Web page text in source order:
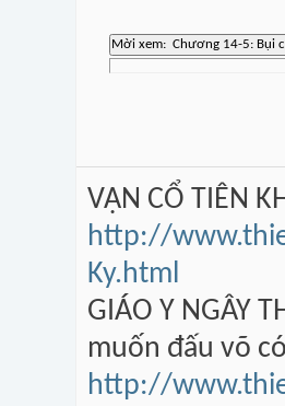
VẠN CỔ TIÊN
http://
Ky.html
GIÁO Y NGÂY
muốn đấu võ
http://